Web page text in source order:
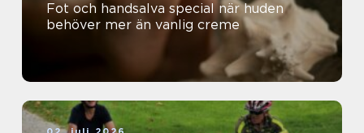
Fot och handsalva special när huden
behöver mer än vanlig creme